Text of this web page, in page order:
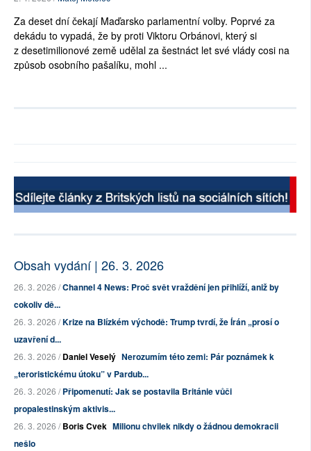
Za deset dní čekají Maďarsko parlamentní volby. Poprvé za
dekádu to vypadá, že by proti Viktoru Orbánovi, který si
z desetimilionové země udělal za šestnáct let své vlády cosi na
způsob osobního pašalíku, mohl ...
Obsah vydání | 26. 3. 2026
26. 3. 2026 /Channel 4 News: Proč svět vraždění jen přihlíží, aniž by
cokoliv dě...
26. 3. 2026 /Krize na Blízkém východě: Trump tvrdí, že Írán „prosí o
uzavření d...
26. 3. 2026 /Daniel Veselý Nerozumím této zemi: Pár poznámek k
„teroristickému útoku” v Pardub...
26. 3. 2026 /Připomenutí: Jak se postavila Británie vůči
propalestinským aktivis...
26. 3. 2026 /Boris Cvek Milionu chvilek nikdy o žádnou demokracii
nešlo